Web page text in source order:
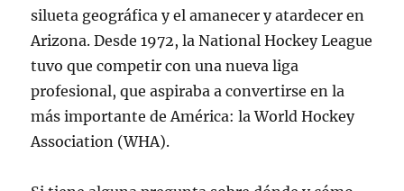
silueta geográfica y el amanecer y atardecer en
Arizona. Desde 1972, la National Hockey League
tuvo que competir con una nueva liga
profesional, que aspiraba a convertirse en la
más importante de América: la World Hockey
Association (WHA).